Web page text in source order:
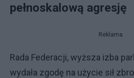
pełnoskalową agresję
Reklama
Rada Federacji, wyższa izba
wydała zgodę na użycie sił